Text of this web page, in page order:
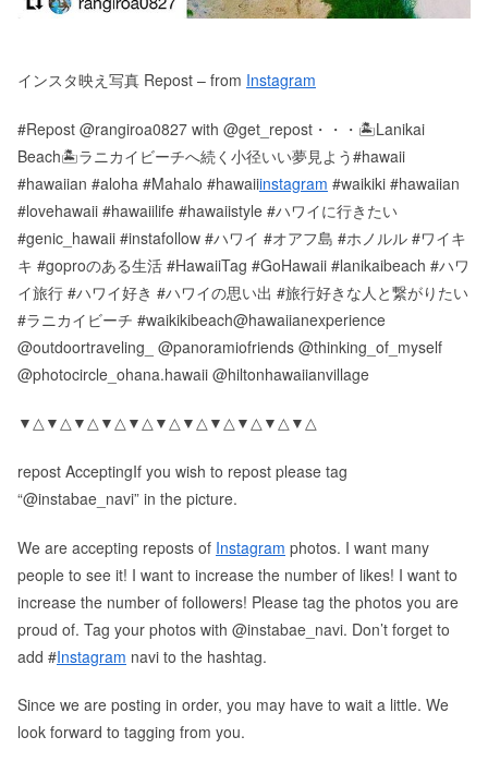
インスタ映え写真 Repost – from Instagram
#Repost @rangiroa0827 with @get_repost・・・🏝Lanikai
Beach🏝ラニカイビーチへ続く小径いい夢見よう#hawaii
#hawaiian #aloha #Mahalo #hawaiiinstagram #waikiki #hawaiian
#lovehawaii #hawaiilife #hawaiistyle #ハワイに行きたい
#genic_hawaii #instafollow #ハワイ #オアフ島 #ホノルル #ワイキ
キ #goproのある生活 #HawaiiTag #GoHawaii #lanikaibeach #ハワ
イ旅行 #ハワイ好き #ハワイの思い出 #旅行好きな人と繋がりたい
#ラニカイビーチ #waikikibeach@hawaiianexperience
@outdoortraveling_ @panoramiofriends @thinking_of_myself
@photocircle_ohana.hawaii @hiltonhawaiianvillage
▼△▼△▼△▼△▼△▼△▼△▼△▼△▼△▼△
repost AcceptingIf you wish to repost please tag
“@instabae_navi” in the picture.
We are accepting reposts of Instagram photos. I want many
people to see it! I want to increase the number of likes! I want to
increase the number of followers! Please tag the photos you are
proud of. Tag your photos with @instabae_navi. Don’t forget to
add #Instagram navi to the hashtag.
Since we are posting in order, you may have to wait a little. We
look forward to tagging from you.